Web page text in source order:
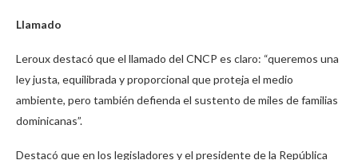
Llamado
Leroux destacó que el llamado del CNCP es claro: “queremos una
ley justa, equilibrada y proporcional que proteja el medio
ambiente, pero también defienda el sustento de miles de familias
dominicanas”.
Destacó que en los legisladores y el presidente de la República